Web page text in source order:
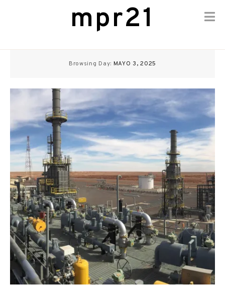
mpr21
Browsing Day: MAYO 3, 2025